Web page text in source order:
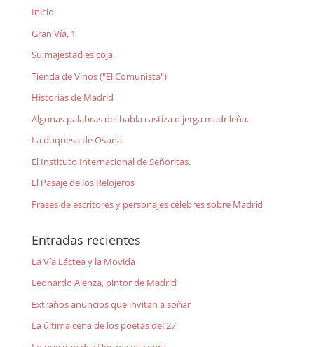
Inicio
Gran Vía, 1
Su majestad es coja.
Tienda de Vinos ("El Comunista")
Historias de Madrid
Algunas palabras del habla castiza o jerga madrileña.
La duquesa de Osuna
El Instituto Internacional de Señoritas.
El Pasaje de los Relojeros
Frases de escritores y personajes célebres sobre Madrid
Entradas recientes
La Vía Láctea y la Movida
Leonardo Alenza, pintor de Madrid
Extraños anuncios que invitan a soñar
La última cena de los poetas del 27